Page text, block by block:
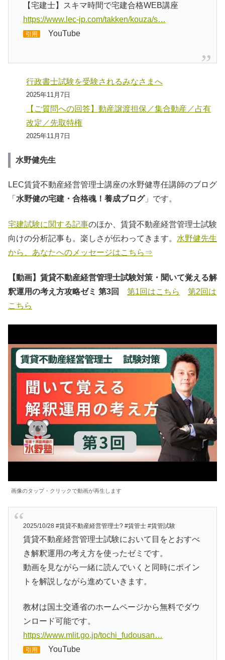
【宅建士】スキマ時間で宅建合格WEB講座
https://www.lec-jp.com/takken/kouza/s…
引用 YouTube
行政書士試験を受験されるみなさまへ
2025年11月7日
【ご質問への回答】動産譲渡担保／集合動産／占有
改定／先取特権
2025年11月7日
水野健先生
LEC賃貸不動産経営管理士講座の水野健専任講師のブログ
「 水野健の宅建・合格魂！養成ブログ」です。
宅建試験に関する記事のほか、賃貸不動産経営管理士試験
向けの分析記事も。楽しさが伝わってきます。 水野健先生
から、あなたへのメッセージはこちら⇒
【動画】賃貸不動産経営管理士試験対策・聞いて覚える解
釈運用の考え方攻略ゼミ 第3回
第1回はこちら
第2回は
こちら
画像のタップ・クリックで動画が再生します
2025/10/28 #賃貸不動産経営管理士? #賃管士 #賃管試験
賃貸不動産経営管理士試験において目をとおすべ
き解釈運用の考え方を使ったゼミです。
動画を見ながら一緒に読んでいくと同時にポイン
トを解説しながら進めていきます。
教材は国土交通省のホームページから無料でダウ
ンロード可能です。
https://www.mlit.go.jp/tochi_fudousan…
引用 YouTube